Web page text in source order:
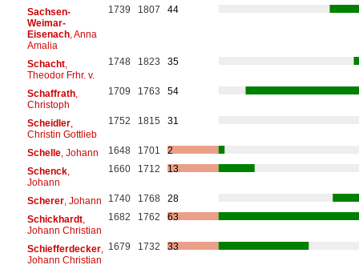
Sachsen-
Weimar-
Eisenach, Anna
Amalia
1739 1807 44
Schacht,
Theodor Frhr. v.
1748 1823 35
Schaffrath,
Christoph
1709 1763 54
Scheidler,
Christin Gottlieb
1752 1815 31
Schelle, Johann 1648 1701
2
Schenck,
Johann
1660 1712 13
Scherer, Johann 1740 1768
28
Schickhardt,
Johann Christian
1682 1762 63
Schiefferdecker,
Johann Christian
1679 1732 33